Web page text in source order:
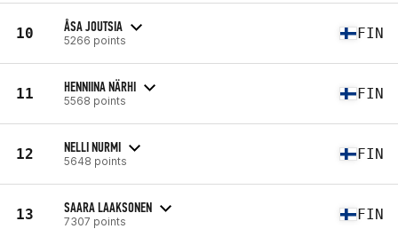
10 ÅSA JOUTSIA
5266 points FIN
11 HENNIINA NÄRHI
5568 points FIN
12 NELLI NURMI
5648 points FIN
13 SAARA LAAKSONEN
7307 points FIN